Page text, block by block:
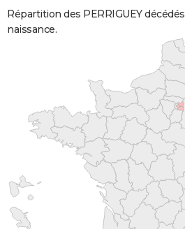
Répartition des PERRIGUEY
naissance.